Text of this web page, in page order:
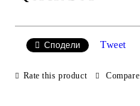
Сподели Tweet
Rate this product Compare